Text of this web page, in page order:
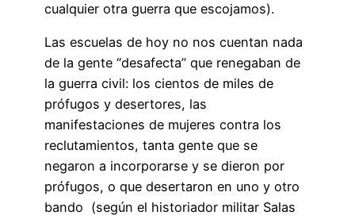
cualquier otra guerra que escojamos).
Las escuelas de hoy no nos cuentan nada
de la gente “desafecta” que renegaban de
la guerra civil: los cientos de miles de
prófugos y desertores, las
manifestaciones de mujeres contra los
reclutamientos, tanta gente que se
negaron a incorporarse y se dieron por
prófugos, o que desertaron en uno y otro
bando (según el historiador militar Salas